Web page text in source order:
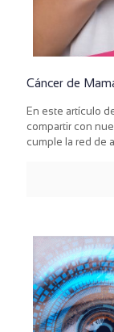
Cáncer de
En este artículo
compartir con
cumple la red de